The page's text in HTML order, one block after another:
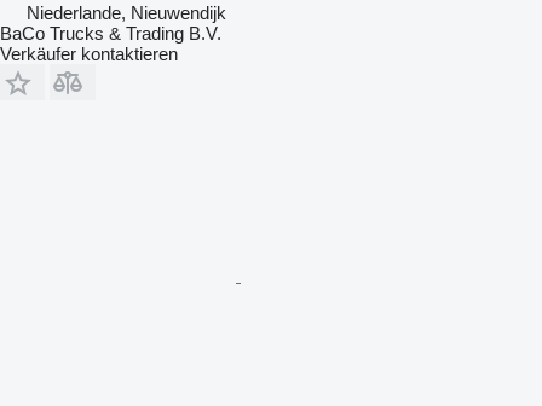
Niederlande, Nieuwendijk
BaCo Trucks & Trading B.V.
Verkäufer kontaktieren